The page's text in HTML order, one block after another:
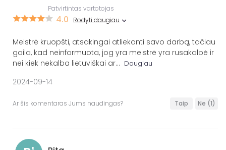
Patvirtintas vartotojas
4.0 Rodyti daugiau
Meistrė kruopšti, atsakingai atliekanti savo darbą, tačiau
gaila, kad neinformuota, jog yra meistrė yra rusakalbė ir
nei kiek nekalba lietuviškai ar... Daugiau
2024-09-14
Ar šis komentaras Jums naudingas? Taip Ne (1)